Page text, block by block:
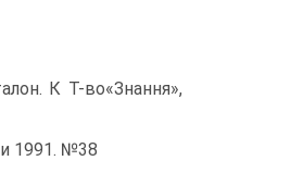
К Т-во«Знання»,
1991. №38